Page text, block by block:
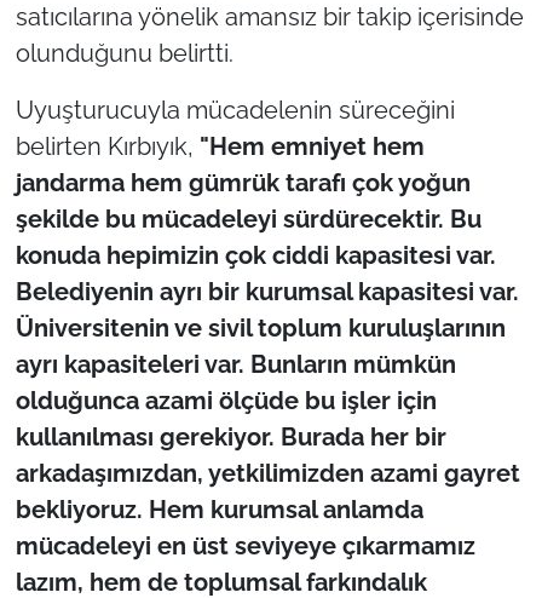
satıcılarına yönelik amansız bir takip içerisinde
olunduğunu belirtti.
Uyuşturucuyla mücadelenin süreceğini
belirten Kırbıyık, "Hem emniyet hem
jandarma hem gümrük tarafı çok yoğun
şekilde bu mücadeleyi sürdürecektir. Bu
konuda hepimizin çok ciddi kapasitesi var.
Belediyenin ayrı bir kurumsal kapasitesi var.
Üniversitenin ve sivil toplum kuruluşlarının
ayrı kapasiteleri var. Bunların mümkün
olduğunca azami ölçüde bu işler için
kullanılması gerekiyor. Burada her bir
arkadaşımızdan, yetkilimizden azami gayret
bekliyoruz. Hem kurumsal anlamda
mücadeleyi en üst seviyeye çıkarmamız
lazım, hem de toplumsal farkındalık
Politika
Dış Haberler
İş Dünyası
Bilim Teknoloji
English News
Canlı Maç
Finans
Genel-A